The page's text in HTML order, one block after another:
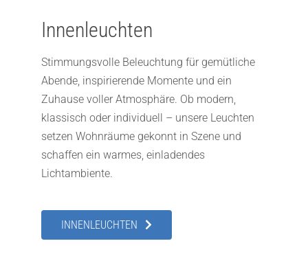
Innenleuchten
Stimmungsvolle Beleuchtung für gemütliche
Abende, inspirierende Momente und ein
Zuhause voller Atmosphäre. Ob modern,
klassisch oder individuell – unsere Leuchten
setzen Wohnräume gekonnt in Szene und
schaffen ein warmes, einladendes
Lichtambiente.
INNENLEUCHTEN